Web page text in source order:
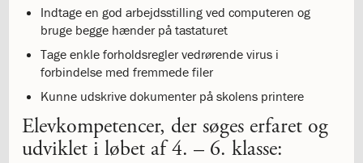
mål
og
2.4:
Faglige
mål
og
2.5:
Religionsfaget
2.6:
Dansk
Indtage en god arbejdsstilling ved computeren og
bruge begge hænder på tastaturet
Tage enkle forholdsregler vedrørende virus i
forbindelse med fremmede filer
Kunne udskrive dokumenter på skolens printere
Elevkompetencer, der søges erfaret og
udviklet i løbet af 4. – 6. klasse: